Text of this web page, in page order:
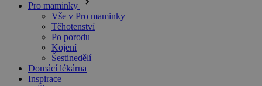
Pro maminky
Vše v Pro maminky
Těhotenství
Po porodu
Kojení
Šestinedělí
Domácí lékárna
Inspirace